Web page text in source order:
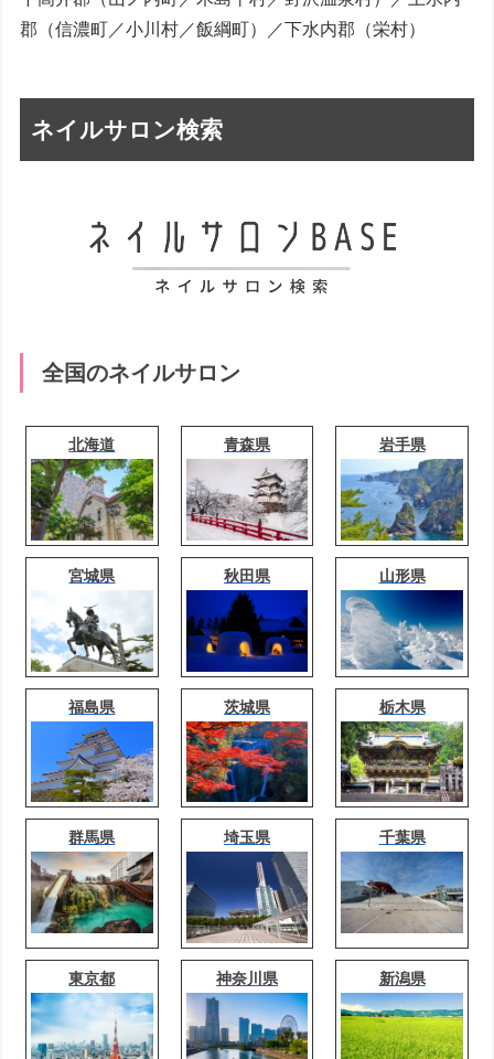
郡（信濃町／小川村／飯綱町）／下水内郡（栄村）
ネイルサロン検索
全国のネイルサロン
北海道 青森県 岩手県
宮城県 秋田県 山形県
福島県 茨城県 栃木県
群馬県 埼玉県 千葉県
東京都 神奈川県 新潟県